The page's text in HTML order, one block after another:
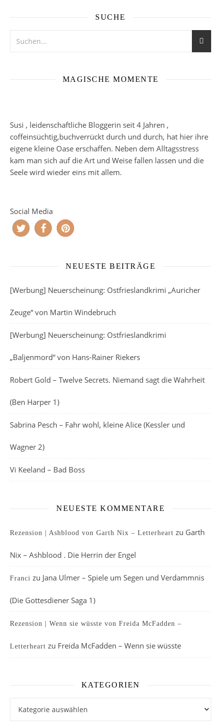
SUCHE
MAGISCHE MOMENTE
Susi , leidenschaftliche Bloggerin seit 4 Jahren ,
coffeinsüchtig,buchverrückt durch und durch, hat hier ihre
eigene kleine Oase erschaffen. Neben dem Alltagsstress
kam man sich auf die Art und Weise fallen lassen und die
Seele wird wieder eins mit allem.
Social Media
NEUESTE BEITRÄGE
[Werbung] Neuerscheinung: Ostfrieslandkrimi „Auricher
Zeuge“ von Martin Windebruch
[Werbung] Neuerscheinung: Ostfrieslandkrimi
„Baljenmord“ von Hans-Rainer Riekers
Robert Gold – Twelve Secrets. Niemand sagt die Wahrheit
(Ben Harper 1)
Sabrina Pesch – Fahr wohl, kleine Alice (Kessler und
Wagner 2)
Vi Keeland – Bad Boss
NEUESTE KOMMENTARE
Rezension | Ashblood von Garth Nix – Letterheart zu Garth
Nix – Ashblood . Die Herrin der Engel
Franci zu Jana Ulmer – Spiele um Segen und Verdammnis
(Die Gottesdiener Saga 1)
Rezension | Wenn sie wüsste von Freida McFadden –
Letterheart zu Freida McFadden – Wenn sie wüsste
KATEGORIEN